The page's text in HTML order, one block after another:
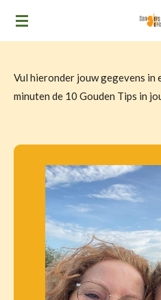
Ga
Vul hieronder jouw gegevens in
minuten de 10 Gouden Tips in